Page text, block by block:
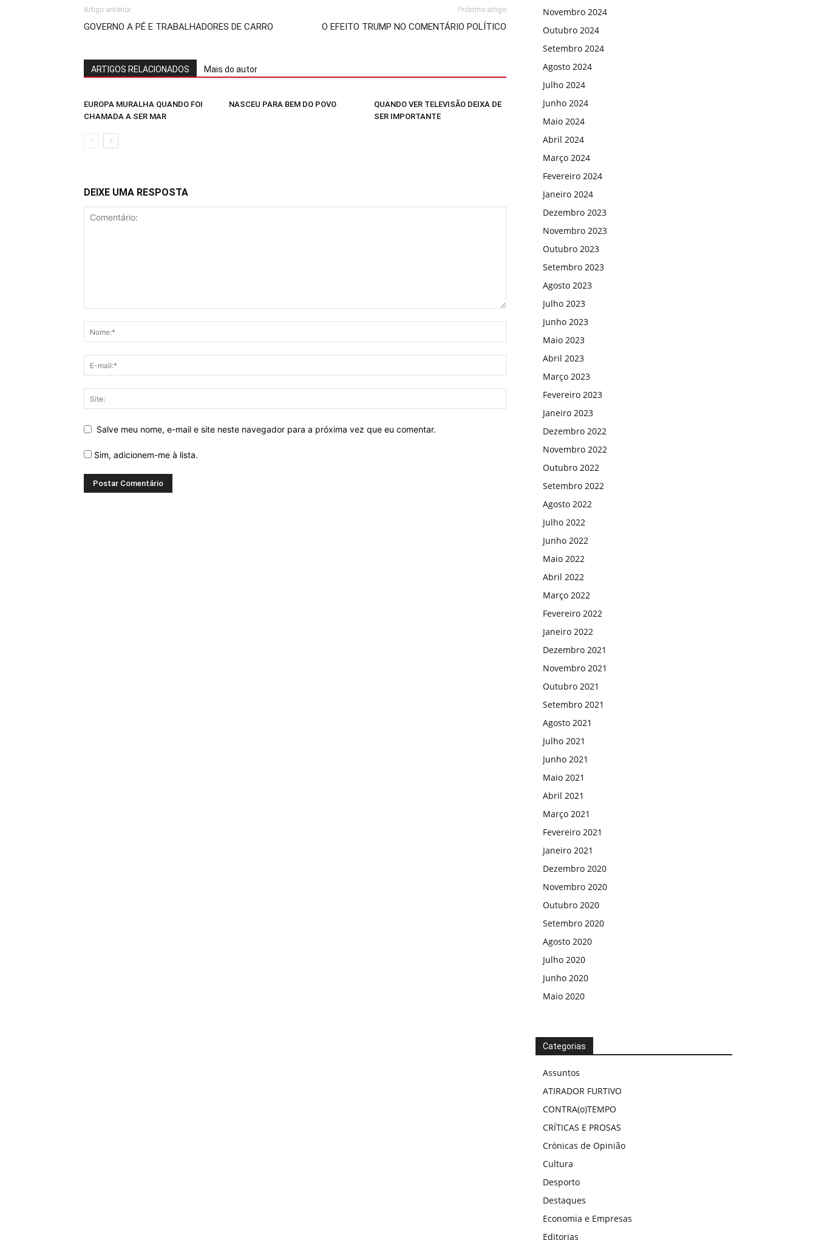
Artigo anterior
GOVERNO A PÉ E TRABALHADORES DE CARRO
Próximo artigo
O EFEITO TRUMP NO COMENTÁRIO POLÍTICO
ARTIGOS RELACIONADOS Mais do autor
EUROPA MURALHA QUANDO FOI
CHAMADA A SER MAR
NASCEU PARA BEM DO POVO
QUANDO VER TELEVISÃO DEIXA DE
SER IMPORTANTE
DEIXE UMA RESPOSTA
Salve meu nome, e-mail e site neste navegador para a próxima vez que eu comentar.
Sim, adicionem-me à lista.
Novembro 2024
Outubro 2024
Setembro 2024
Agosto 2024
Julho 2024
Junho 2024
Maio 2024
Abril 2024
Março 2024
Fevereiro 2024
Janeiro 2024
Dezembro 2023
Novembro 2023
Outubro 2023
Setembro 2023
Agosto 2023
Julho 2023
Junho 2023
Maio 2023
Abril 2023
Março 2023
Fevereiro 2023
Janeiro 2023
Dezembro 2022
Novembro 2022
Outubro 2022
Setembro 2022
Agosto 2022
Julho 2022
Junho 2022
Maio 2022
Abril 2022
Março 2022
Fevereiro 2022
Janeiro 2022
Dezembro 2021
Novembro 2021
Outubro 2021
Setembro 2021
Agosto 2021
Julho 2021
Junho 2021
Maio 2021
Abril 2021
Março 2021
Fevereiro 2021
Janeiro 2021
Dezembro 2020
Novembro 2020
Outubro 2020
Setembro 2020
Agosto 2020
Julho 2020
Junho 2020
Maio 2020
Categorias
Assuntos
ATIRADOR FURTIVO
CONTRA(o)TEMPO
CRÍTICAS E PROSAS
Crónicas de Opinião
Cultura
Desporto
Destaques
Economia e Empresas
Editorias